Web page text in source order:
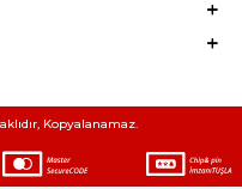
Kopyalanamaz.